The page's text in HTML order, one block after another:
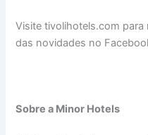
Visite tivolihotels.com
das novidades no
Sobre a Minor Hotels